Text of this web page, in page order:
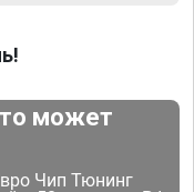
может
Чип Тюнинг